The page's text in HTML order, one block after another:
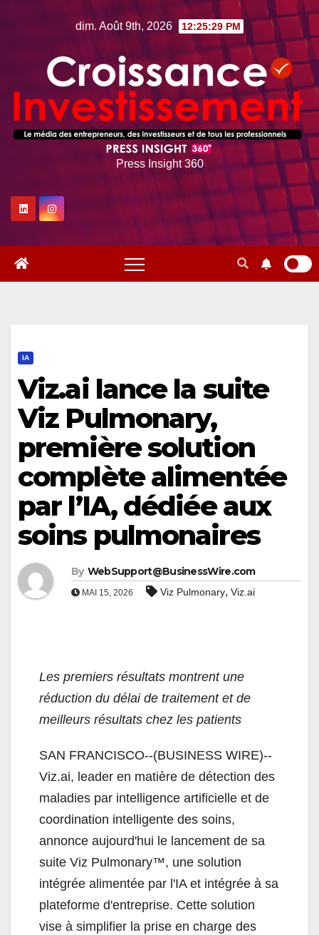
dim. Août 9th, 2026 12:25:30 PM
Press Insight 360
IA
Viz.ai lance la suite
Viz Pulmonary,
première solution
complète alimentée
par l’IA, dédiée aux
soins pulmonaires
By WebSupport@BusinessWire.com
MAI 15, 2026 Viz Pulmonary, Viz.ai
Les premiers résultats montrent une
réduction du délai de traitement et de
meilleurs résultats chez les patients
SAN FRANCISCO--(BUSINESS WIRE)--
Viz.ai, leader en matière de détection des
maladies par intelligence artificielle et de
coordination intelligente des soins,
annonce aujourd'hui le lancement de sa
suite Viz Pulmonary™, une solution
intégrée alimentée par l'IA et intégrée à sa
plateforme d'entreprise. Cette solution
vise à simplifier la prise en charge des